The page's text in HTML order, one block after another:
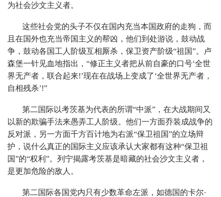
为社会沙文主义者。
这些社会党的头子不仅在国内充当本国政府的走狗，而
且在国外也充当帝国主义的帮凶，他们到处游说，鼓动战
争，鼓动各国工人阶级互相厮杀，保卫资产阶级“祖国”。卢
森堡一针见血地指出，“修正主义者把从前自豪的口号‘全世
界无产者，联合起来!’现在在战场上变成了‘全世界无产者，
自相残杀’!”
第二国际以考茨基为代表的所谓“中派”，在大战期间又
以新的欺骗手法来愚弄工人阶级。他们一方面乔装成战争的
反对派，另一方面千方百计地为右派“保卫祖国”的立场辩
护，说什么真正的国际主义应该承认大家都有这种“保卫祖
国”的“权利”。列宁揭露考茨基是暗藏的社会沙文主义者，
是更加危险的敌人。
第二国际各国党内只有少数革命左派，如德国的卡尔·